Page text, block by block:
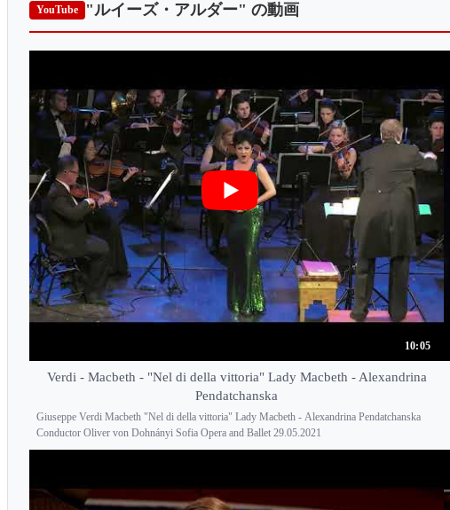
YouTube "ルイーズ・アルダー" の動画
10:05
Verdi - Macbeth - "Nel di della vittoria" Lady Macbeth - Alexandrina
Pendatchanska
Giuseppe Verdi Macbeth "Nel di della vittoria" Lady Macbeth - Alexandrina Pendatchanska
Conductor Oliver von Dohnányi Sofia Opera and Ballet 29.05.2021